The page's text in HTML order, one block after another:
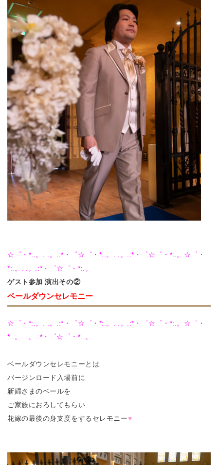
☆゜・*:.。. .。.:*・゜☆゜・*:.。. .。.:*・゜☆゜・*:.。☆゜・
*:.。. .。.:*・゜☆゜・*:.。
ゲスト参加 演出その②
ベールダウンセレモニー
☆゜・*:.。. .。.:*・゜☆゜・*:.。. .。.:*・゜☆゜・*:.。☆゜・
*:.。. .。.:*・゜☆゜・*:.。
ベールダウンセレモニーとは
バージンロード入場前に
新婦さまのベールを
ご家族におろしてもらい
花嫁の最後の身支度をするセレモニー♥